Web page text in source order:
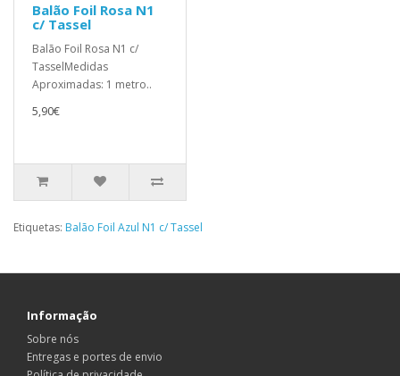
Balão Foil Rosa N1
c/ Tassel
Balão Foil Rosa N1 c/
TasselMedidas
Aproximadas: 1 metro..
5,90€
Etiquetas: Balão Foil Azul N1 c/ Tassel
Informação
Sobre nós
Entregas e portes de envio